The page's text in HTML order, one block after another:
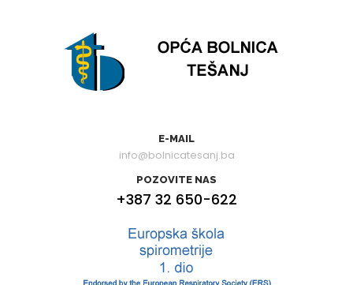
E-MAIL
info@bolnicatesanj.ba
POZOVITE NAS
+387 32 650-622